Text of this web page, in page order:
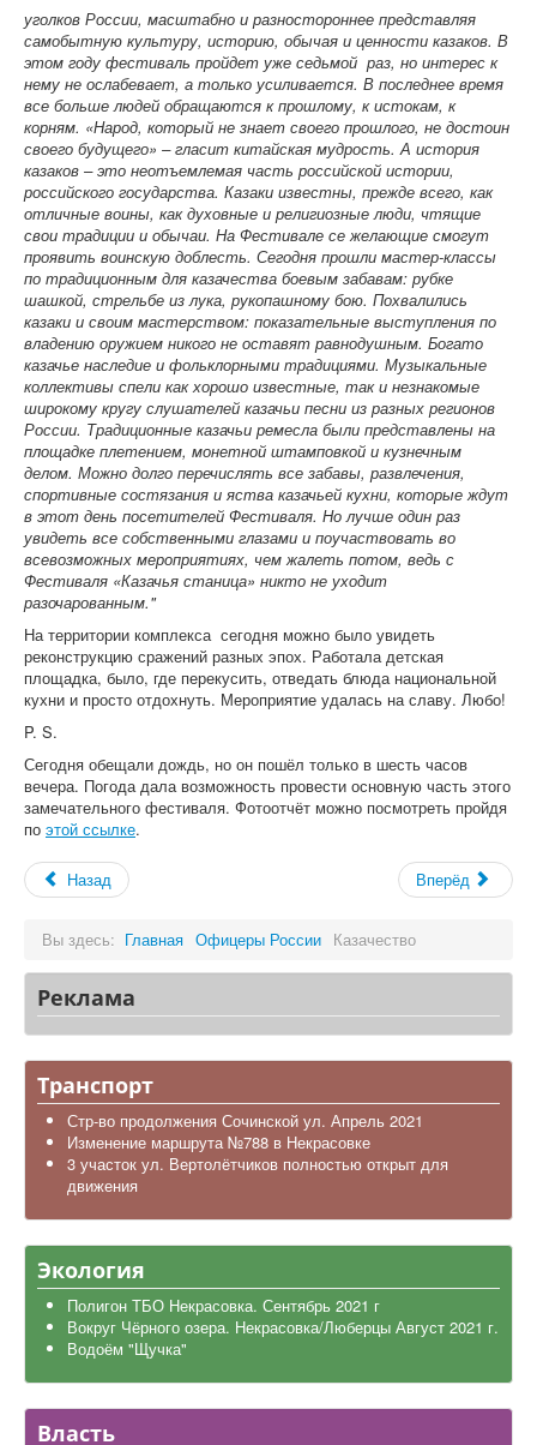
уголков России, масштабно и разностороннее представляя
самобытную культуру, историю, обычая и ценности казаков. В
этом году фестиваль пройдет уже седьмой раз, но интерес к
нему не ослабевает, а только усиливается. В последнее время
все больше людей обращаются к прошлому, к истокам, к
корням. «Народ, который не знает своего прошлого, не достоин
своего будущего» – гласит китайская мудрость. А история
казаков – это неотъемлемая часть российской истории,
российского государства. Казаки известны, прежде всего, как
отличные воины, как духовные и религиозные люди, чтящие
свои традиции и обычаи. На Фестивале се желающие смогут
проявить воинскую доблесть. Сегодня прошли мастер-классы
по традиционным для казачества боевым забавам: рубке
шашкой, стрельбе из лука, рукопашному бою. Похвалились
казаки и своим мастерством: показательные выступления по
владению оружием никого не оставят равнодушным. Богато
казачье наследие и фольклорными традициями. Музыкальные
коллективы спели как хорошо известные, так и незнакомые
широкому кругу слушателей казачьи песни из разных регионов
России. Традиционные казачьи ремесла были представлены на
площадке плетением, монетной штамповкой и кузнечным
делом. Можно долго перечислять все забавы, развлечения,
спортивные состязания и яства казачьей кухни, которые ждут
в этот день посетителей Фестиваля. Но лучше один раз
увидеть все собственными глазами и поучаствовать во
всевозможных мероприятиях, чем жалеть потом, ведь с
Фестиваля «Казачья станица» никто не уходит
разочарованным."
На территории комплекса сегодня можно было увидеть
реконструкцию сражений разных эпох. Работала детская
площадка, было, где перекусить, отведать блюда национальной
кухни и просто отдохнуть. Мероприятие удалась на славу. Любо!
P. S.
Сегодня обещали дождь, но он пошёл только в шесть часов
вечера. Погода дала возможность провести основную часть этого
замечательного фестиваля. Фотоотчёт можно посмотреть пройдя
по этой ссылке.
Назад Вперёд
Вы здесь: Главная Офицеры России Казачество
Реклама
Транспорт
Стр-во продолжения Сочинской ул. Апрель 2021
Изменение маршрута №788 в Некрасовке
3 участок ул. Вертолётчиков полностью открыт для
движения
Экология
Полигон ТБО Некрасовка. Сентябрь 2021 г
Вокруг Чёрного озера. Некрасовка/Люберцы Август 2021 г.
Водоём "Щучка"
Власть